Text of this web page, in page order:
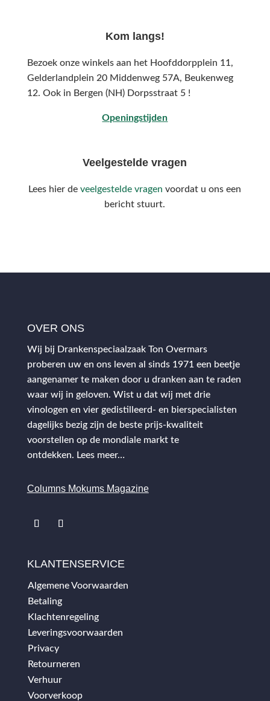
Kom langs!
Bezoek onze winkels aan het Hoofddorpplein 11,
Gelderlandplein 20 Middenweg 57A, Beukenweg
12. Ook in Bergen (NH) Dorpsstraat 5 !
Openingstijden
Veelgestelde vragen
Lees hier deveelgestelde vragen voordat u ons een
bericht stuurt.
OVER ONS
Wij bij Drankenspeciaalzaak Ton Overmars
proberen uw en ons leven al sinds 1971 een beetje
aangenamer te maken door u dranken aan te raden
waar wij in geloven. Wist u dat wij met drie
vinologen en vier gedistilleerd- en bierspecialisten
dagelijks bezig zijn de beste prijs-kwaliteit
voorstellen op de mondiale markt te
ontdekken. Lees meer…
Columns Mokums Magazine
KLANTENSERVICE
Algemene Voorwaarden
Betaling
Klachtenregeling
Leveringsvoorwaarden
Privacy
Retourneren
Verhuur
Voorverkoop